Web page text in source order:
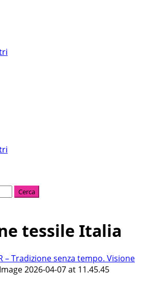
tessile Italia
– Tradizione senza tempo. Visione